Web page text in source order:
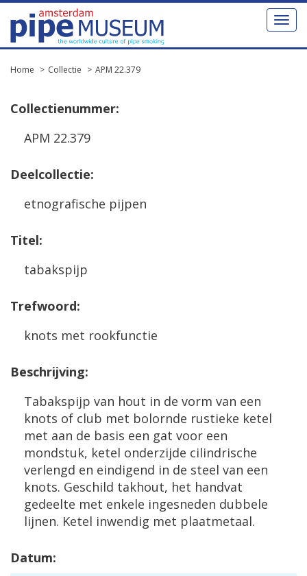
Toggle
Home Collectie APM 22.379
Collectienummer:
APM 22.379
Deelcollectie:
etnografische pijpen
Titel:
tabakspijp
Trefwoord:
knots met rookfunctie
Beschrijving:
Tabakspijp van hout in de vorm van een
knots of club met bolornde rustieke ketel
met aan de basis een gat voor een
mondstuk, ketel onderzijde cilindrische
verlengd en eindigend in de steel van een
knots. Geschild takhout, het handvat
gedeelte met enkele ingesneden dubbele
lijnen. Ketel inwendig met plaatmetaal.
Datum: